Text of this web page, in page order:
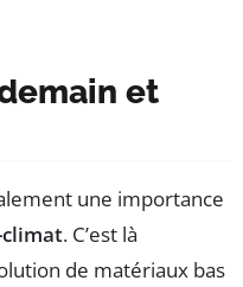
et
une importance
. C’est là
de matériaux bas